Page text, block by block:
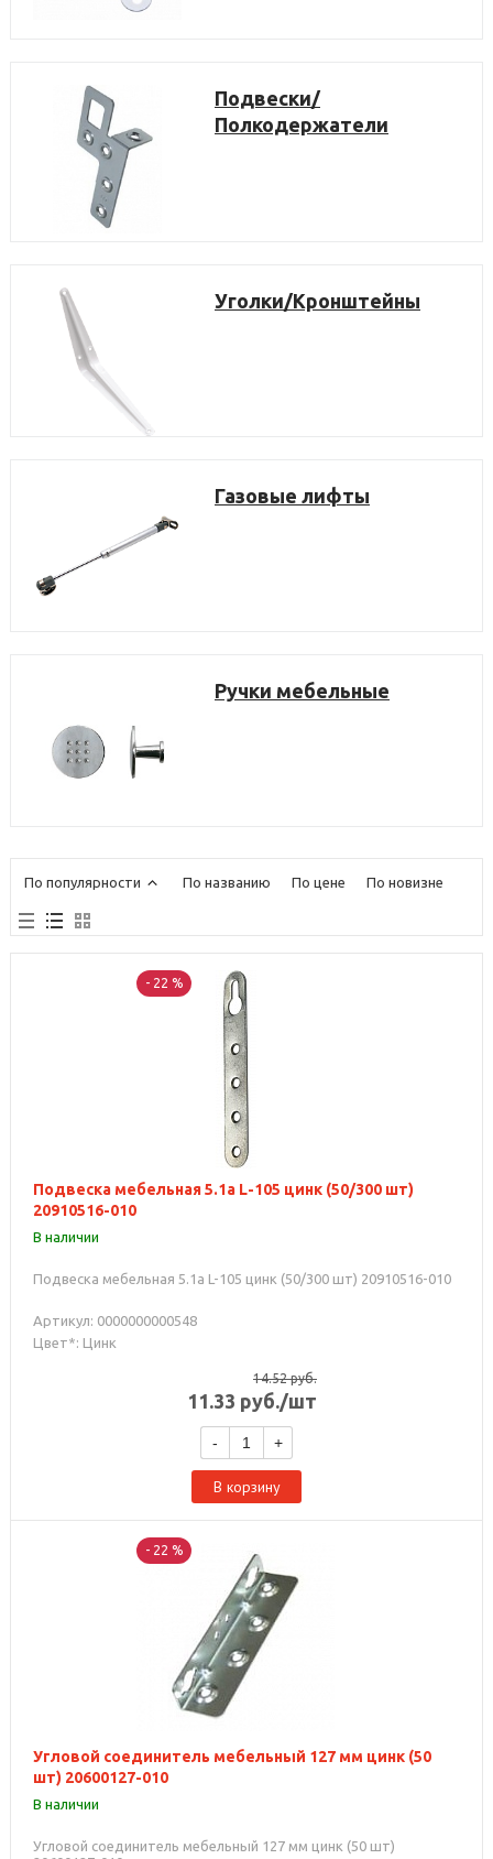
Подвески/
Полкодержатели
Уголки/Кронштейны
Газовые лифты
Ручки мебельные
По популярности По названию По цене По новизне
- 22 %
Подвеска мебельная 5.1а L-105 цинк (50/300 шт)
20910516-010
В наличии
Подвеска мебельная 5.1а L-105 цинк (50/300 шт) 20910516-010
Артикул: 0000000000548
Цвет*: Цинк
14.52руб.
11.33 руб./шт
- +
В корзину
- 22 %
Угловой соединитель мебельный 127 мм цинк (50
шт) 20600127-010
В наличии
Угловой соединитель мебельный 127 мм цинк (50 шт)